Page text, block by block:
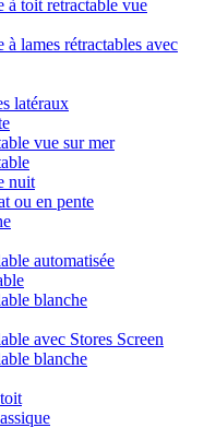
à toit retractable vue
lames rétractables avec
latéraux
vue sur mer
nuit
ou en pente
automatisée
blanche
avec Stores Screen
blanche